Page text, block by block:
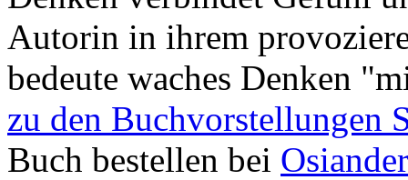
Autorin in ihrem
bedeute waches Denken
zu den Buchvorstellungen
Buch bestellen bei